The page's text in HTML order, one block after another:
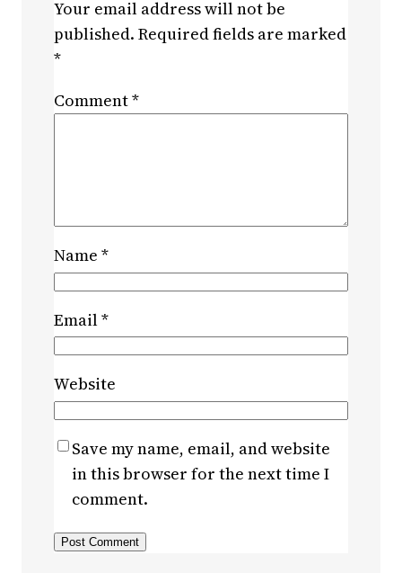
Your email address will not be
published. Required fields are marked
*
Comment*
Name *
Email*
Website
Save my name, email, and website
in this browser for the next time I
comment.